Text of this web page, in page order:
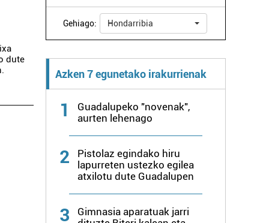
dute
Gehiago: Hondarribia
Azken 7 egunetako irakurrienak
1
Guadalupeko "novenak",
aurten lehenago
2
Pistolaz egindako hiru
lapurreten ustezko egilea
atxilotu dute Guadalupen
3
Gimnasia aparatuak jarri